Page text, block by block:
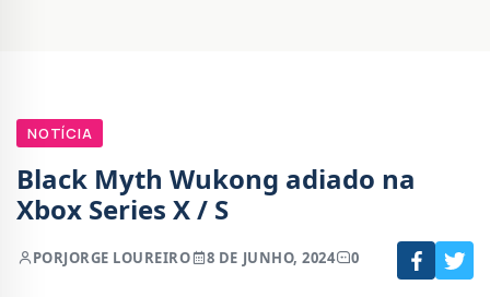
NOTÍCIA
Black Myth Wukong adiado na
Xbox Series X / S
PORJORGE LOUREIRO 8 DE JUNHO, 2024 0